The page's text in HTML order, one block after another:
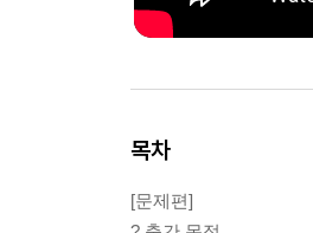
목차
[문제편]